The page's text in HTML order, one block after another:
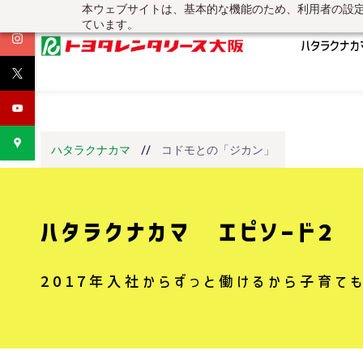
本ウェブサイトは、基本的な機能のため、利用者の
ています。
to
main
content
ハタラクナカ
ハタラクナカマ // コドモとの「ジカン」
ハタラクナカマ エピソード2
2017年入社からずっと働けるから子育て